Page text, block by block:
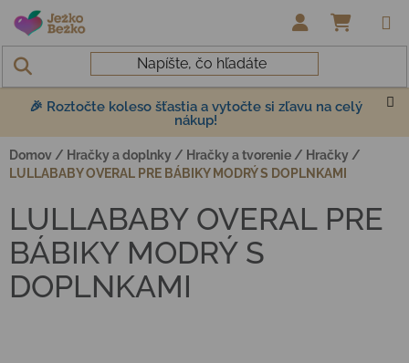
Prejsť na obsah
🎉 Roztočte koleso šťastia a vytočte si zľavu na celý
nákup!
Domov / Hračky a doplnky / Hračky a tvorenie / Hračky /
LULLABABY OVERAL PRE BÁBIKY MODRÝ S DOPLNKAMI
LULLABABY OVERAL PRE
BÁBIKY MODRÝ S
DOPLNKAMI